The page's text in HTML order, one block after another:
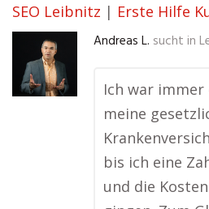
SEO Leibnitz | Erste Hilfe
Andreas L. sucht in
Ich war immer
meine
bis ich eine
und die